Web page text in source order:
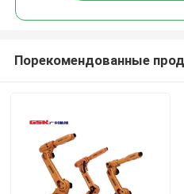
Порекомендованные